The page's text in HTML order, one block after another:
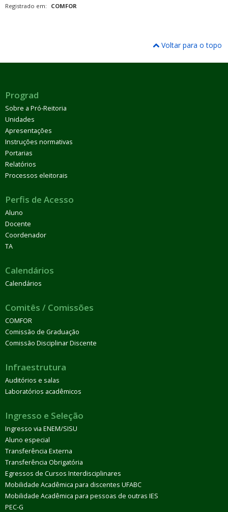
Registrado em: COMFOR
Voltar para o topo
Prograd
Sobre a Pró-Reitoria
Unidades
Apresentações
Instruções normativas
Portarias
Relatórios
Processos eleitorais
Perfis de Acesso
Aluno
Docente
Coordenador
TA
Calendários
Calendários
Comitês / Comissões
COMFOR
Comissão de Graduação
Comissão Disciplinar Discente
Infraestrutura
Auditórios e salas
Laboratórios acadêmicos
Ingresso e Seleção
Ingresso via ENEM/SISU
Aluno especial
Transferência Externa
Transferência Obrigatória
Egressos de Cursos Interdisciplinares
Mobilidade Acadêmica para discentes UFABC
Mobilidade Acadêmica para pessoas de outras IES
PEC-G